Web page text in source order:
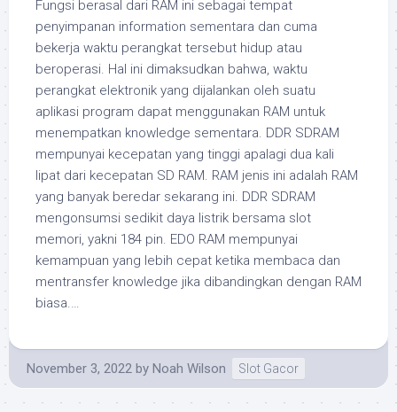
Fungsi berasal dari RAM ini sebagai tempat
penyimpanan information sementara dan cuma
bekerja waktu perangkat tersebut hidup atau
beroperasi. Hal ini dimaksudkan bahwa, waktu
perangkat elektronik yang dijalankan oleh suatu
aplikasi program dapat menggunakan RAM untuk
menempatkan knowledge sementara. DDR SDRAM
mempunyai kecepatan yang tinggi apalagi dua kali
lipat dari kecepatan SD RAM. RAM jenis ini adalah RAM
yang banyak beredar sekarang ini. DDR SDRAM
mengonsumsi sedikit daya listrik bersama slot
memori, yakni 184 pin. EDO RAM mempunyai
kemampuan yang lebih cepat ketika membaca dan
mentransfer knowledge jika dibandingkan dengan RAM
biasa.…
November 3, 2022 by Noah Wilson Slot Gacor